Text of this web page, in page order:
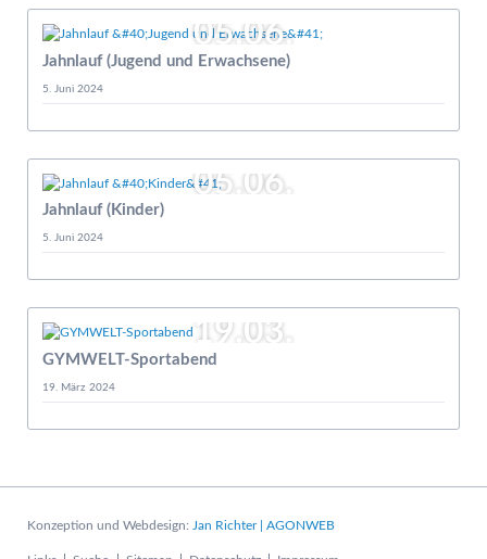
05.06.
Jahnlauf (Jugend und Erwachsene)
5. Juni 2024
05.06.
Jahnlauf (Kinder)
5. Juni 2024
19.03.
GYMWELT-Sportabend
19. März 2024
Konzeption und Webdesign: Jan Richter | AGONWEB